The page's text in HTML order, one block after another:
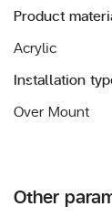
Product
Acrylic
Installation
Over Mount
Other